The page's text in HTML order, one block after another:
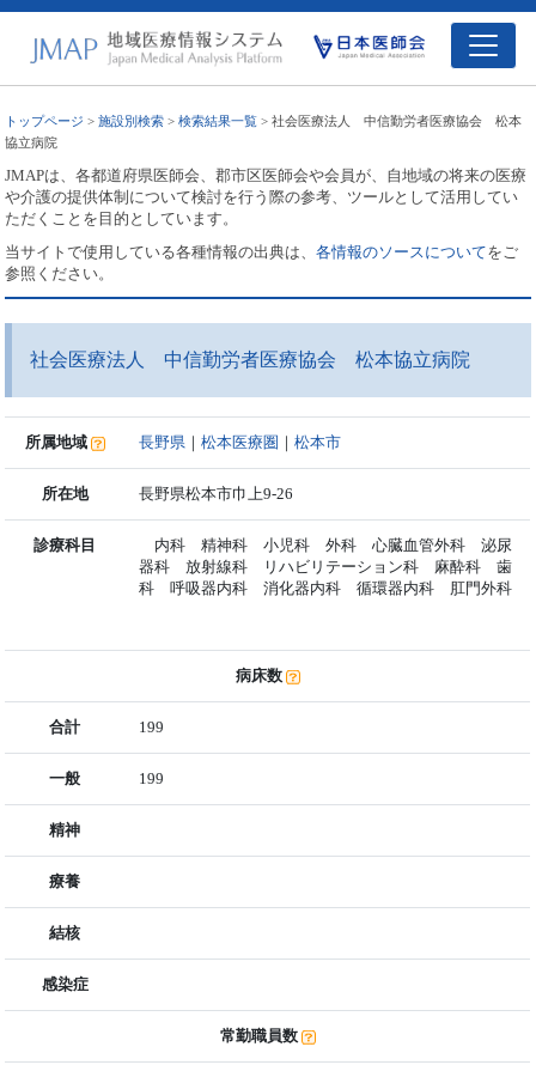
トップページ >施設別検索 >検索結果一覧 > 社会医療法人 中信勤労者医療協会 松本
協立病院
JMAPは、各都道府県医師会、郡市区医師会や会員が、自地域の将来の医療
や介護の提供体制について検討を行う際の参考、ツールとして活用してい
ただくことを目的としています。
当サイトで使用している各種情報の出典は、各情報のソースについてをご
参照ください。
社会医療法人 中信勤労者医療協会 松本協立病院
所属地域 長野県 ｜松本医療圏 ｜松本市
所在地 長野県松本市巾上9-26
診療科目
内科 精神科 小児科 外科 心臓血管外科 泌尿
器科 放射線科 リハビリテーション科 麻酔科 歯
科 呼吸器内科 消化器内科 循環器内科 肛門外科
病床数
合計 199
一般 199
精神
療養
結核
感染症
常勤職員数